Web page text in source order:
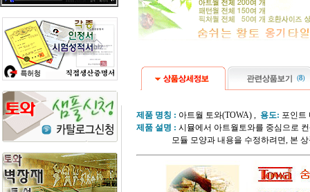
(8)
제품 명칭 : 아트월 토와(TOWA) ,용도: 포인
제품 설명 : 시뮬에서 아트월토와를 중심으로
모듈 모양과 내용을 수정하려면, 본 상품